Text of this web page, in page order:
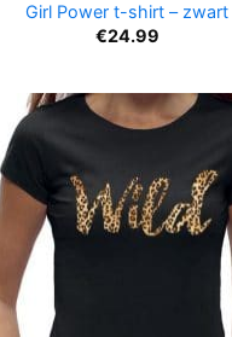
Girl Power t-shirt – zwart
€24.99